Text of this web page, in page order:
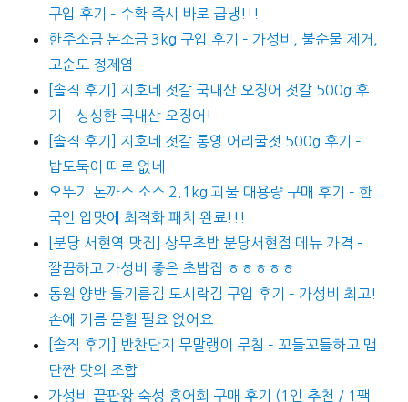
구입 후기 – 수확 즉시 바로 급냉!!!
한주소금 본소금 3kg 구입 후기 – 가성비, 불순물 제거,
고순도 정제염
[솔직 후기] 지호네 젓갈 국내산 오징어 젓갈 500g 후
기 – 싱싱한 국내산 오징어!
[솔직 후기] 지호네 젓갈 통영 어리굴젓 500g 후기 –
밥도둑이 따로 없네
오뚜기 돈까스 소스 2.1kg 괴물 대용량 구매 후기 – 한
국인 입맛에 최적화 패치 완료!!!
[분당 서현역 맛집] 상무초밥 분당서현점 메뉴 가격 –
깔끔하고 가성비 좋은 초밥집 ㅎㅎㅎㅎㅎ
동원 양반 들기름김 도시락김 구입 후기 – 가성비 최고!
손에 기름 묻힐 필요 없어요
[솔직 후기] 반찬단지 무말랭이 무침 – 꼬들꼬들하고 맵
단짠 맛의 조합
가성비 끝판왕 숙성 홍어회 구매 후기 (1인 추천 / 1팩